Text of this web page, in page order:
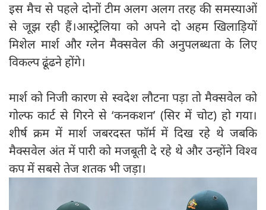
इस मैच से पहले दोनों टीम अलग अलग तरह की समस्याओं
से जूझ रही हैं।आस्ट्रेलिया को अपने दो अहम खिलाड़ियों
मिशेल मार्श और ग्लेन मैक्सवेल की अनुपलब्धता के लिए
विकल्प ढूंढने होंगे।
मार्श को निजी कारण से स्वदेश लौटना पड़ा तो मैक्सवेल को
गोल्फ कार्ट से गिरने से ‘कनकशन’ (सिर में चोट) हो गया।
शीर्ष क्रम में मार्श जबरदस्त फॉर्म में दिख रहे थे जबकि
मैक्सवेल अंत में पारी को मजबूती दे रहे थे और उन्होंने विश्व
कप में सबसे तेज शतक भी जड़ा।